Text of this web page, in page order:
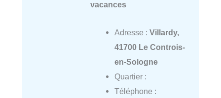
vacances
Adresse : Villardy,
41700 Le Controis-
en-Sologne
Quartier :
Téléphone :